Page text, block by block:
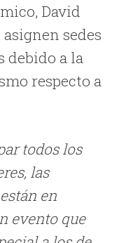
David
sedes
debido a la
respecto a
todos los
las
en
evento que